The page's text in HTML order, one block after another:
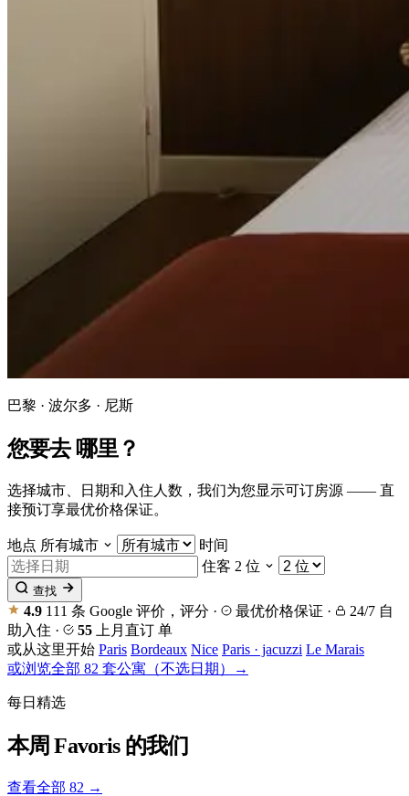
巴黎 · 波尔多 · 尼斯
您要去 哪里 ？
选择城市、日期和入住人数，我们为您显示可订房源 —— 直
接预订享最优价格保证。
地点 所有城市
时间
住客 2 位
查找
4.9 111 条 Google 评价，评分 · 最优价格保证 ·
24/7 自
助入住 · 55
上月直订 单
或从这里开始 Paris Bordeaux Nice Paris · jacuzzi Le Marais
或浏览全部 82 套公寓（不选日期）→
每日精选
本周Favoris的我们
查看全部 82 →